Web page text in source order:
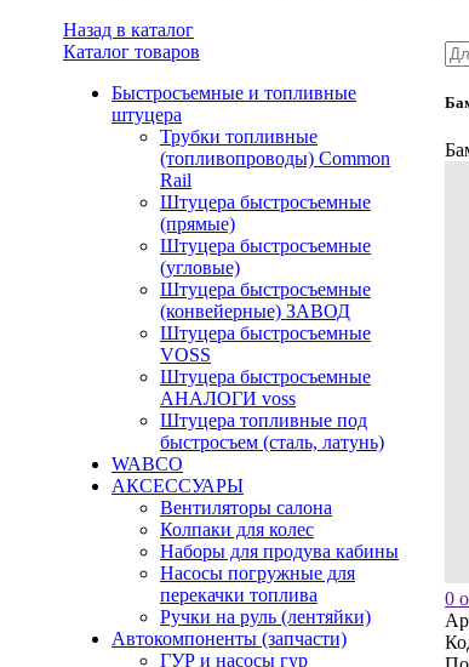
Назад в каталог
Каталог товаров
Быстросъемные и топливные
штуцера
Трубки топливные
(топливопроводы) Common
Rail
Штуцера быстросъемные
(прямые)
Штуцера быстросъемные
(угловые)
Штуцера быстросъемные
(конвейерные) ЗАВОД
Штуцера быстросъемные
VOSS
Штуцера быстросъемные
АНАЛОГИ voss
Штуцера топливные под
быстросъем (сталь, латунь)
WABCO
АКСЕССУАРЫ
Вентиляторы салона
Колпаки для колес
Наборы для продува кабины
Насосы погружные для
перекачки топлива
Ручки на руль (лентяйки)
Автокомпоненты (запчасти)
ГУР и насосы гур
0